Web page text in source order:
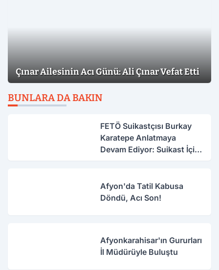
Çınar Ailesinin Acı Günü: Ali Çınar Vefat Etti
BUNLARA DA BAKIN
FETÖ Suikastçısı Burkay
Karatepe Anlatmaya
Devam Ediyor: Suikast İçin
Afyon'da Tatil Kabusa
Döndü, Acı Son!
Afyonkarahisar'ın Gururları
İl Müdürüyle Buluştu